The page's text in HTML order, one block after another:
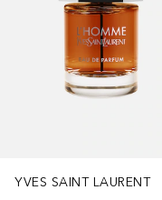
YVES SAINT LAURENT